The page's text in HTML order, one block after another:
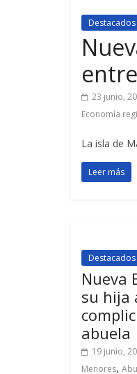
Destacados
23 junio,
Economía
La isla de
Leer más
Destacados
Nueva
su hija
abuela
19 junio,
Menores,